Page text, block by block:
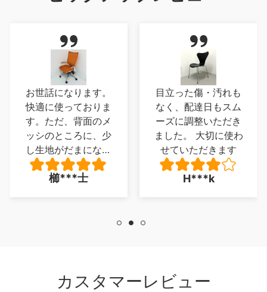
お世話になります。
快適に使っておりま
す。ただ、背面のメ
ッシのところに、少
し生地がだまになっ
ているところがあ
り、少し残念でした
櫛***士
目立った傷・汚れも
なく、配達日もスム
ーズに調整いただき
ました。 大切に使わ
せていただきます
H***k
カスタマーレビュー